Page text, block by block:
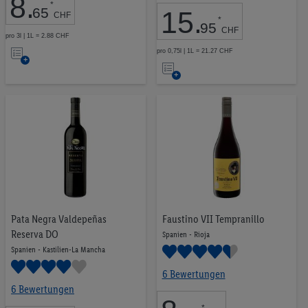
8.65 *
CHF
pro 3l | 1L = 2.88 CHF
Auf
Merkliste
15.95 *
CHF
pro 0,75l | 1L = 21.27 CHF
Auf
Merkliste
Pata Negra Valdepeñas
Reserva DO
Spanien - Kastilien-La Mancha
6 Bewertungen
Faustino VII Tempranillo
Spanien - Rioja
6 Bewertungen